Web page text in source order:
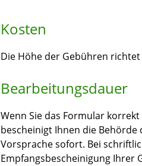
Kosten
Die Höhe der Gebühren
Bearbeitungsdauer
Wenn Sie das Formular
bescheinigt Ihnen die
Vorsprache sofort. Bei
Empfangsbescheinigung Ihrer